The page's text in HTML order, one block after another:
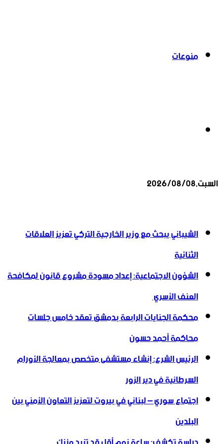
منوعات
السبت,2026/08/08
الشيباني يبحث مع وزير الخارجية التركي تعزيز العلاقات
الثنائية
الشؤون الاجتماعية: إعداد مسودة مشروع قانون لمكافحة
العنف الأسري ‏
محكمة الجنايات الرابعة بدمشق تعقد خامس جلسات
محاكمة أحمد حسون
الرئيس الشرع: إنشاء ‌‏مستشفى متخصص بمعالجة الأورام
السرطانية في دير الزور
اجتماع سوري – لبناني في بيروت لتعزيز التعاون ‏الأمني ‏بين
البلدين